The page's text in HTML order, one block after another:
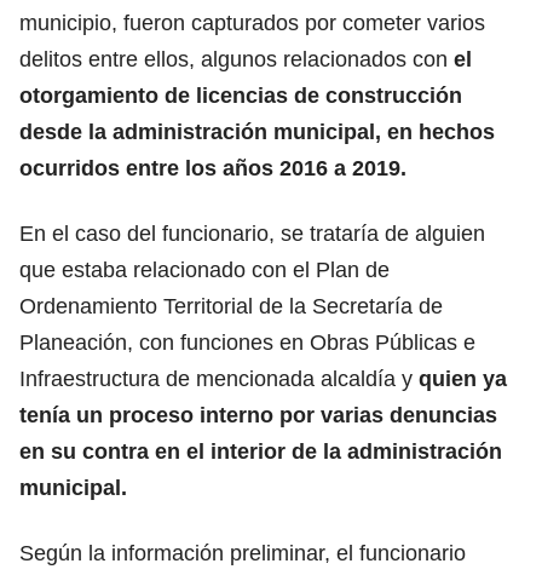
municipio, fueron capturados por cometer varios
delitos entre ellos, algunos relacionados con el
otorgamiento de licencias de construcción
desde la administración municipal, en hechos
ocurridos entre los años 2016 a 2019.
En el caso del funcionario, se trataría de alguien
que estaba relacionado con el Plan de
Ordenamiento Territorial de la Secretaría de
Planeación, con funciones en Obras Públicas e
Infraestructura de mencionada alcaldía y quien ya
tenía un proceso interno por varias denuncias
en su contra en el interior de la administración
municipal.
Según la información preliminar, el funcionario